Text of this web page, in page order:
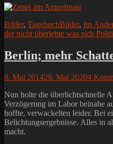
Kategorien
Bilder, TagebuchSchlagworte
Bilder, Im
der nicht überlebte was sich
Berlin; mehr
Posted
8. Mai 201429. Mai 20204
Nun holte die überlichtschnelle
Verzögerung im Labor beinahe
hoffte, verwackelten leider. Bei
Belichtungsergebnisse. Alles in
macht.